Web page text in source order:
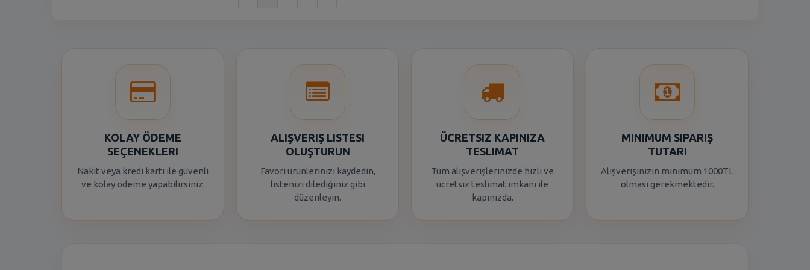
KOLAY ÖDEME
SEÇENEKLERI
Nakit veya kredi kartı ile güvenli
ve kolay ödeme yapabilirsiniz.
ALIŞVERIŞ LISTESI
OLUŞTURUN
Favori ürünlerinizi kaydedin,
listenizi dilediğiniz gibi
düzenleyin.
ÜCRETSIZ KAPINIZA
TESLIMAT
Tüm alışverişlerinizde hızlı ve
ücretsiz teslimat imkanı ile
kapınızda.
MINIMUM SIPARIŞ
TUTARI
Alışverişinizin minimum 1000TL
olması gerekmektedir.